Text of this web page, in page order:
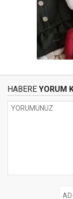
HABERE YORUM